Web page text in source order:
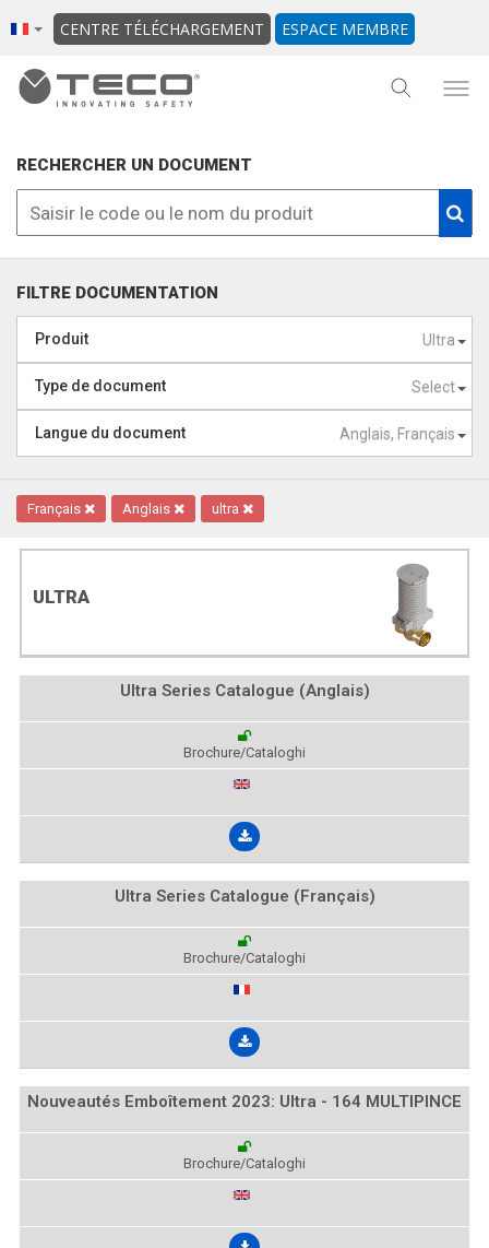
CENTRE TÉLÉCHARGEMENT ESPACE MEMBRE
RECHERCHER UN DOCUMENT
FILTRE DOCUMENTATION
Ultra
Produit
Select
Type de document
Anglais, Français
Langue du document
Français Anglais ultra
ULTRA
Ultra Series Catalogue (Anglais)
Brochure/Cataloghi
Ultra Series Catalogue (Français)
Brochure/Cataloghi
Nouveautés Emboîtement 2023: Ultra - 164 MULTIPINCE
Brochure/Cataloghi